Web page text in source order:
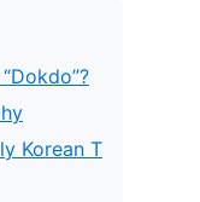
Korean T